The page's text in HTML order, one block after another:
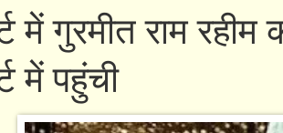
में गुरमीत राम
में पहुंची